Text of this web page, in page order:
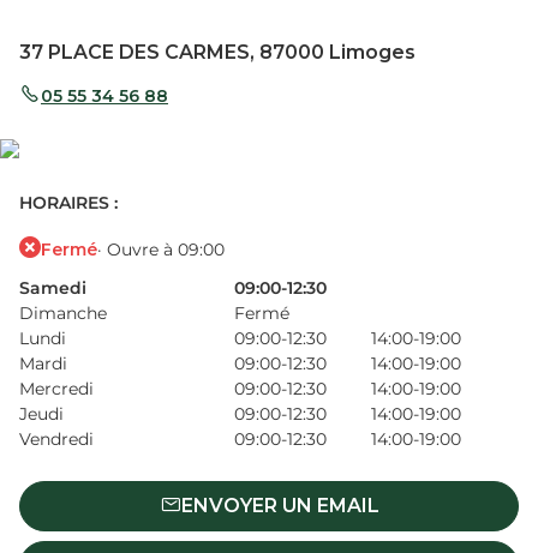
37 PLACE DES CARMES, 87000 Limoges
05 55 34 56 88
HORAIRES :
Fermé· Ouvre à 09:00
Samedi
09:00-12:30
Dimanche
Fermé
Lundi
09:00-12:30
14:00-19:00
Mardi
09:00-12:30
14:00-19:00
Mercredi
09:00-12:30
14:00-19:00
Jeudi
09:00-12:30
14:00-19:00
Vendredi
09:00-12:30 14:00-19:00
ENVOYER UN EMAIL